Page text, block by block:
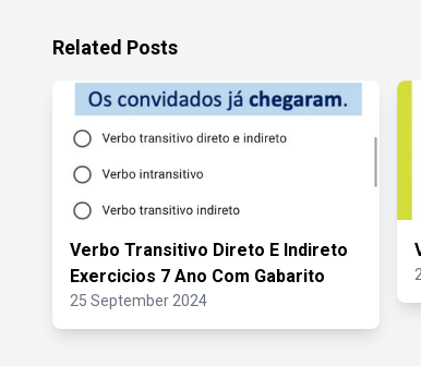
Related Posts
Verbo Transitivo Direto E Indireto
Exercicios 7 Ano Com Gabarito
25 September 2024